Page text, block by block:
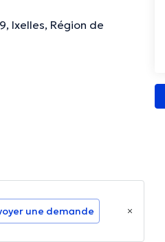
Ixelles, Région de
une demande